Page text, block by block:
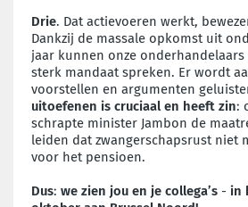
Drie. Dat actievoeren werkt,
Dankzij de massale opkomst uit
jaar kunnen onze onderhandelaars
sterk mandaat spreken. Er wordt
voorstellen en argumenten
uitoefenen is cruciaal en heeft zin:
schrapte minister Jambon de
leiden dat zwangerschapsrust niet
voor het pensioen.
Dus: we zien jou en je collega’s - in